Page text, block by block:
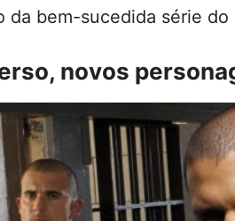
da bem-sucedida série do
novos